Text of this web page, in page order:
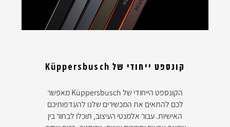
קונספט ייחודי של Küppersbusch
הקונספט הייחודי של Küppersbusch מאפשר
לכם להתאים את המכשירים שלנו להעדפותיכם
האישיות. עבור אלמנטי העיצוב, תוכלו לבחור בין